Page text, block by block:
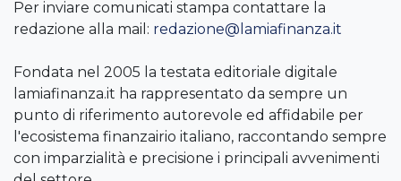
Per inviare comunicati stampa contattare la
redazione alla mail: redazione@lamiafinanza.it
Fondata nel 2005 la testata editoriale digitale
lamiafinanza.it ha rappresentato da sempre un
punto di riferimento autorevole ed affidabile per
l'ecosistema finanzairio italiano, raccontando sempre
con imparzialità e precisione i principali avvenimenti